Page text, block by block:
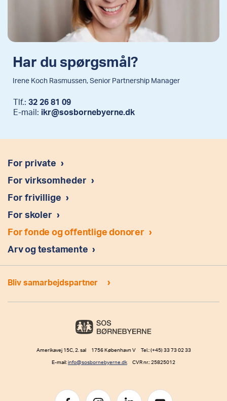
Har du spørgsmål?
Irene Koch Rasmussen, Senior Partnership Manager
Tlf.: 32 26 81 09
E-mail: ikr@sosbornebyerne.dk
For private ›
For virksomheder ›
For frivillige ›
For skoler ›
For fonde og offentlige donorer ›
Arv og testamente ›
Bliv samarbejdspartner ›
Amerikavej 15C, 2. sal 1756 København V Tel.: (+45) 33 73 02 33
E-mail:info@sosbornebyerne.dk CVR nr.: 25825012